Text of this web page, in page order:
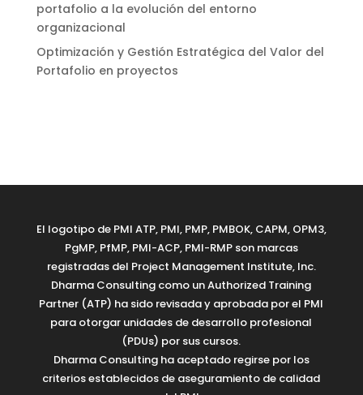
portafolio a la evolución del entorno
organizacional
Optimización y Gestión Estratégica del Valor del
Portafolio en proyectos
El logotipo de PMI ATP, PMI, PMP, PMBOK, CAPM, OPM3,
PgMP, PfMP, PMI-ACP, PMI-RMP son marcas
registradas del Project Management Institute, Inc.
Dharma Consulting como un Authorized Training
Partner (ATP) ha sido revisada y aprobada por el PMI
para otorgar unidades de desarrollo profesional
(PDUs) por sus cursos.
Dharma Consulting ha aceptado regirse por los
criterios establecidos de aseguramiento de calidad